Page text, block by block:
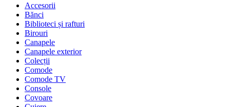
Accesorii
Bănci
Biblioteci și rafturi
Birouri
Canapele
Canapele exterior
Colecții
Comode
Comode TV
Console
Covoare